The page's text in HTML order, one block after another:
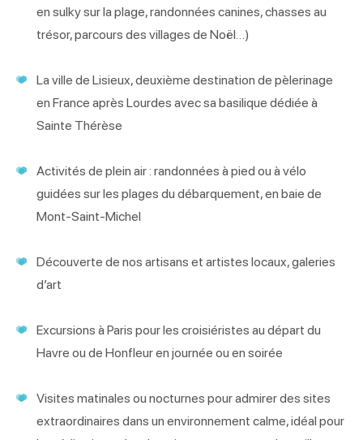
en sulky sur la plage, randonnées canines, chasses au
trésor, parcours des villages de Noël…)
La ville de Lisieux, deuxième destination de pèlerinage
en France après Lourdes avec sa basilique dédiée à
Sainte Thérèse
Activités de plein air : randonnées à pied ou à vélo
guidées sur les plages du débarquement, en baie de
Mont-Saint-Michel
Découverte de nos artisans et artistes locaux, galeries
d’art
Excursions à Paris pour les croisiéristes au départ du
Havre ou de Honfleur en journée ou en soirée
Visites matinales ou nocturnes pour admirer des sites
extraordinaires dans un environnement calme, idéal pour